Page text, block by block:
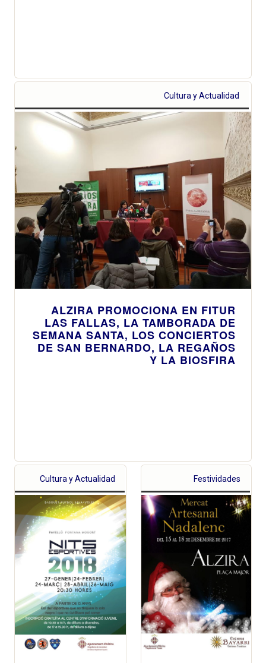
Cultura y Actualidad
ALZIRA PROMOCIONA EN FITUR
LAS FALLAS, LA TAMBORADA DE
SEMANA SANTA, LOS CONCIERTOS
DE SAN BERNARDO, LA REGAÑOS
Y LA BIOSFIRA
Cultura y Actualidad Festividades